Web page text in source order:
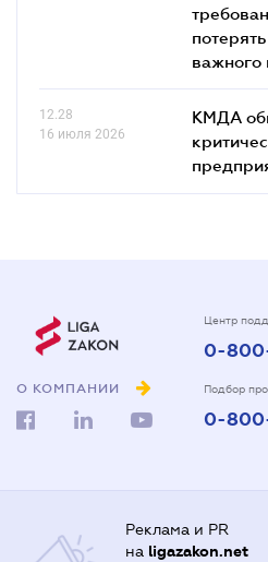
важного
12.28
16 июля 2026
КМДА
О КОМПАНИИ
Центр
0-
Подбор
0-
Реклама и PR
на ligazakon.net